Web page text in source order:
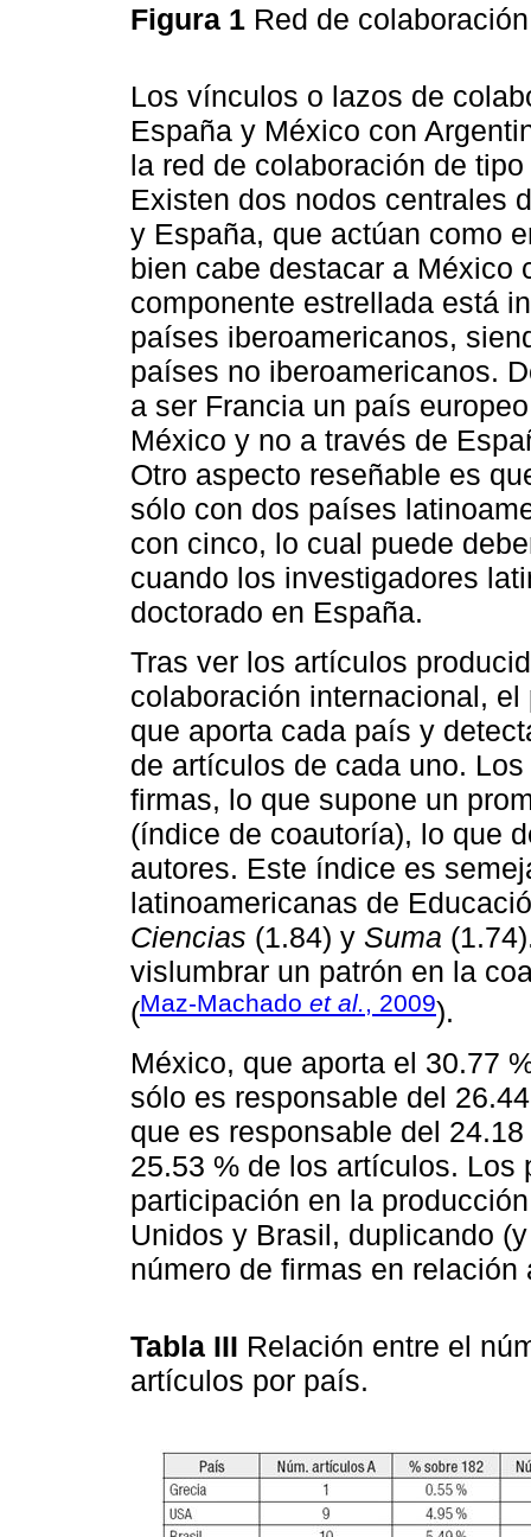
Figura 1 Red de
Los vínculos o lazos de
España y México con
la red de colaboración de
Existen dos nodos centrales
y España, que actúan como
bien cabe destacar a México
componente estrellada está
países iberoamericanos,
países no iberoamericanos.
a ser Francia un país
México y no a través de
Otro aspecto reseñable es
sólo con dos países
con cinco, lo cual puede
cuando los investigadores
doctorado en España.
Tras ver los artículos
colaboración internacional,
que aporta cada país y
de artículos de cada uno.
ﬁrmas, lo que supone un
(índice de coautoría), lo que
autores. Este índice es
latinoamericanas de
Ciencias (1.84) y Suma
vislumbrar un patrón en la
(Maz-Machado et al., 2009).
México, que aporta el 30.77
sólo es responsable del
que es responsable del
25.53 % de los artículos.
participación en la
Unidos y Brasil, duplicando
número de ﬁrmas en
Tabla III Relación entre el
artículos por país.